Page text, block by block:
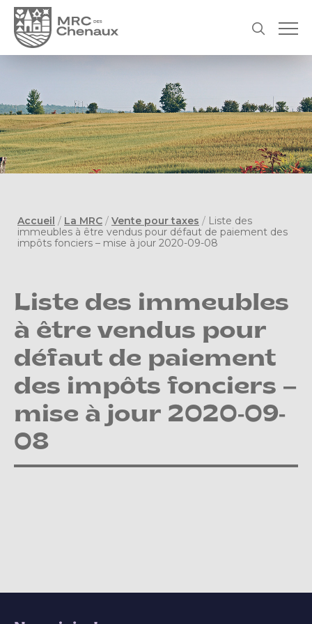
Accueil / La MRC / Vente pour taxes / Liste des
immeubles à être vendus pour défaut de paiement des
impôts fonciers – mise à jour 2020-09-08
Liste des immeubles
à être vendus pour
défaut de paiement
des impôts fonciers –
mise à jour 2020-09-
08